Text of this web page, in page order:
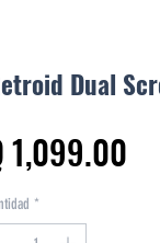
Dual
1,099.00
*